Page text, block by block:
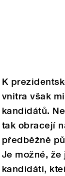
K
vnitra však
kandidátů.
tak obracejí
předběžně
Je možné,
kandidáti,